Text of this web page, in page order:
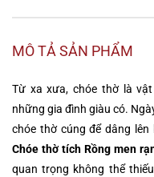
MÔ TẢ SẢN PHẨM
Từ xa xưa, chóe thờ là
những gia đình giàu có.
chóe thờ cúng để dâng
Chóe thờ tích Rồng men
quan trọng không thể